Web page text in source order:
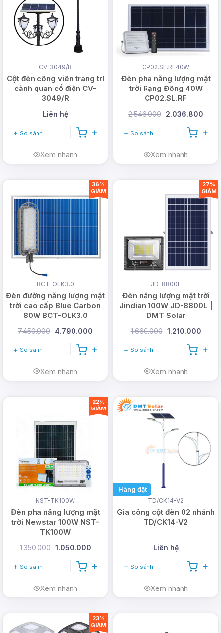
CV-3049/R
Cột đèn công viên trang trí
cảnh quan cổ điện CV-
3049/R
Liên hệ
So sánh
Xem nhanh
CP02.SL.RF40W
Đèn pha năng lượng mặt
trời Rạng Đông 40W
CP02.SL.RF
2.546.000 2.036.800
So sánh
Xem nhanh
BCT-OLK3.0
Đèn đường năng lượng mặt
trời cao cấp Blue Carbon
80W BCT-OLK3.0
7.450.000 4.790.000
So sánh
Xem nhanh
36%
GIẢM
JD-8800L
Đèn năng lượng mặt trời
Jindian 100W JD-8800L |
DMT Solar
1.660.000 1.210.000
So sánh
Xem nhanh
27%
GIẢM
NST-TK100W
Đèn pha năng lượng mặt
trời Newstar 100W NST-
TK100W
1.350.000 1.050.000
So sánh
Xem nhanh
22%
GIẢM
Hàng đặt
TD/CK14-V2
Gia công cột đèn 02 nhánh
TD/CK14-V2
Liên hệ
So sánh
Xem nhanh
23%
GIẢM